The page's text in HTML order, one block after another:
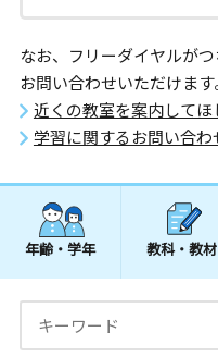
なお、フリーダイヤルが
お問い合わせいただけます
近くの教室を案内してほ
学習に関するお問い合わ
年齢・学年 教科・教材